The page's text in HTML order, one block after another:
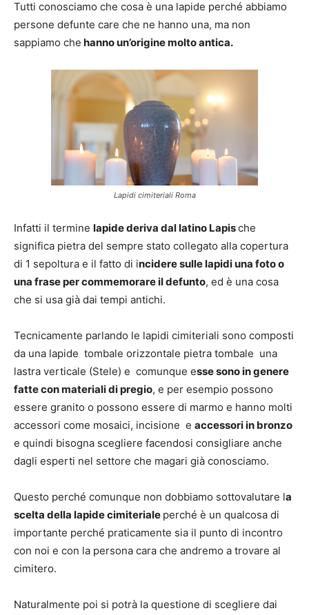
Tutti conosciamo che cosa è una lapide perché abbiamo
persone defunte care che ne hanno una, ma non
sappiamo che hanno un’origine molto antica.
Lapidi cimiteriali Roma
Infatti il termine lapide deriva dal latino Lapische
significa pietra del sempre stato collegato alla copertura
di 1 sepoltura e il fatto di incidere sulle lapidi una foto o
una frase per commemorare il defunto, ed è una cosa
che si usa già dai tempi antichi.
Tecnicamente parlando le lapidi cimiteriali sono composti
da una lapide tombale orizzontale pietra tombale una
lastra verticale (Stele) e comunque esse sono in genere
fatte con materiali di pregio, e per esempio possono
essere granito o possono essere di marmo e hanno molti
accessori come mosaici, incisione e accessori in bronzo
e quindi bisogna scegliere facendosi consigliare anche
dagli esperti nel settore che magari già conosciamo.
Questo perché comunque non dobbiamo sottovalutare la
scelta della lapide cimiteriale perché è un qualcosa di
importante perché praticamente sia il punto di incontro
con noi e con la persona cara che andremo a trovare al
cimitero.
Naturalmente poi si potrà la questione di scegliere dai